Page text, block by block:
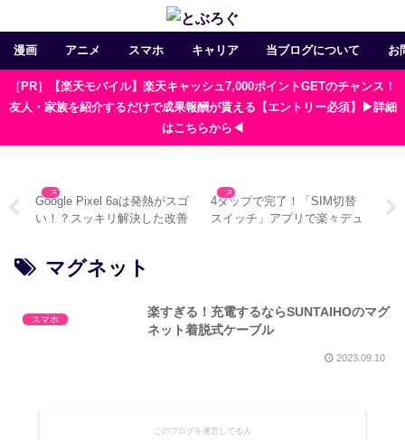
漫画 アニメ スマホ キャリア 当ブログについて お
［PR］【楽天モバイル】楽天キャッシュ7,000ポイントGETのチャンス！
友人・家族を紹介するだけで成果報酬が貰える【エントリー必須】▶詳細
はこちらから◀
使
スマホ
Google Pixel 6aは発熱がスゴ
い！？スッキリ解決した改善
スマホ
4タップで完了！「SIM切替
スイッチ」アプリで楽々デュ
が
マグネット
スマホ
楽すぎる！充電するならSUNTAIHOのマグ
ネット着脱式ケーブル
2023.09.10
このブログを運営してる人